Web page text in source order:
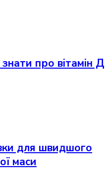
про вітамін Д
для швидшого
маси